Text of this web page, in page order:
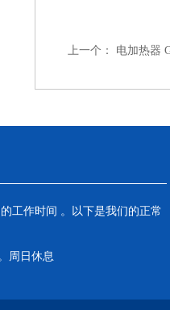
上一个： 电加热器
工作时间 。以下是我们的正常
周日休息